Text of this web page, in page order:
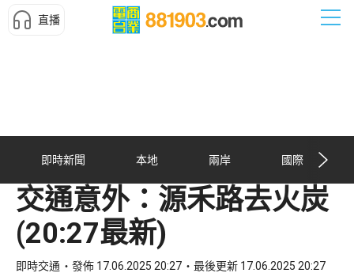
直播
即時新聞 本地 兩岸 國際
交通意外：源禾路去火炭
(20:27最新)
即時交通 發佈 17.06.2025 20:27 最後更新 17.06.2025 20:27